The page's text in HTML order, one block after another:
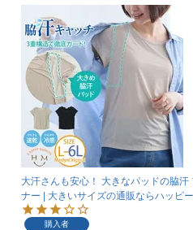
大汗さんも安心！ 大きなパッドの脇汗
ナー | 大きいサイズの通販ならハッピ
購入者